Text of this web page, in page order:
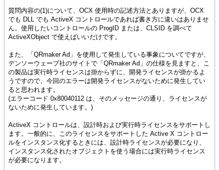
質問内容の(1)について、OCX 使用時の記述方法とありますが、OCX
でも DLL でも ActiveX コントロールであれば書き方に違いはありませ
ん。使用したいコントロールの ProgID または、CLSID を調べて
ActiveXObject で使えばいいだけです。
また、「QRmaker Ad」を使用して発生している事象についてですが、
デンソーウェーブ社のサイトで「QRmaker Ad」の仕様を見ますと、こ
の製品は実行時ライセンスは掛からずに、開発ライセンスが掛かるよ
うですので、今回のエラーは開発ライセンスがないために発生してい
ると思われます。
(エラーコード 0x80040112 は、そのメッセージの通り、ライセンスが
ないために発生しています。)
ActiveX コントロールは、設計時および実行時ライセンスをサポートし
ます。一般的に、このライセンスをサポートした Active X コントロー
ルをインスタンス化するときには、設計時ライセンスが必要になり、
インスタンス化されたオブジェクトを使う場合には実行時ライセンス
が必要になります。